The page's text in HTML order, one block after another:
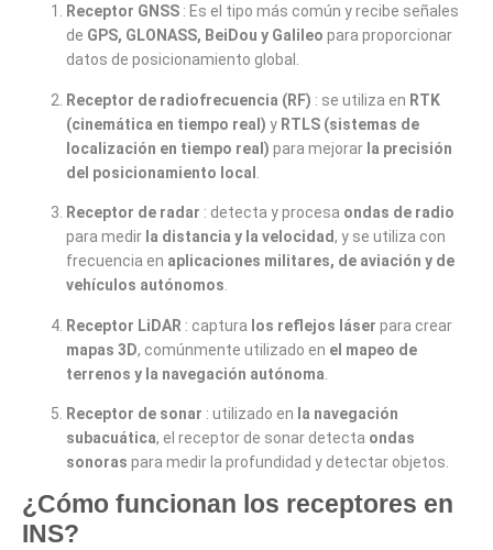
Receptor GNSS : Es el tipo más común y recibe señales
de GPS, GLONASS, BeiDou y Galileo para proporcionar
datos de posicionamiento global.
Receptor de radiofrecuencia (RF) : se utiliza en RTK
(cinemática en tiempo real) y RTLS (sistemas de
localización en tiempo real) para mejorar la precisión
del posicionamiento local
Receptor de radar : detecta y procesa ondas de radio
para medir la distancia y la velocidad, y se utiliza con
frecuencia en aplicaciones militares, de aviación y de
vehículos autónomos
Receptor LiDAR : captura los reflejos láser para crear
mapas 3D, comúnmente utilizado en el mapeo de
terrenos y la navegación autónoma
Receptor de sonar : utilizado en la navegación
subacuática, el receptor de sonar detecta ondas
sonoras para medir la profundidad y detectar objetos.
¿Cómo funcionan los receptores en
INS?